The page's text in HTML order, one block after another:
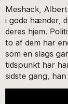
Meshack,
i gode hænder,
deres hjem.
to af dem har
som en slags
tidspunkt har
sidste gang,